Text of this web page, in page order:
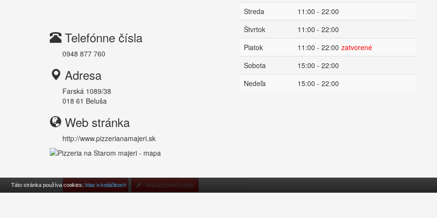
Telefónne čísla
0948 877 760
Adresa
Farská 1089/38
018 61 Beluša
Web stránka
http://www.pizzerianamajeri.sk
Streda
11:00 - 22:00
Štvrtok
11:00 - 22:00
Piatok
11:00 - 22:00 zatvorené
Sobota
15:00 - 22:00
Nedeľa
15:00 - 22:00
Odoslať e-mailom Aktualizovať údaje
Táto stránka používa cookies.Viac o koláčikoch